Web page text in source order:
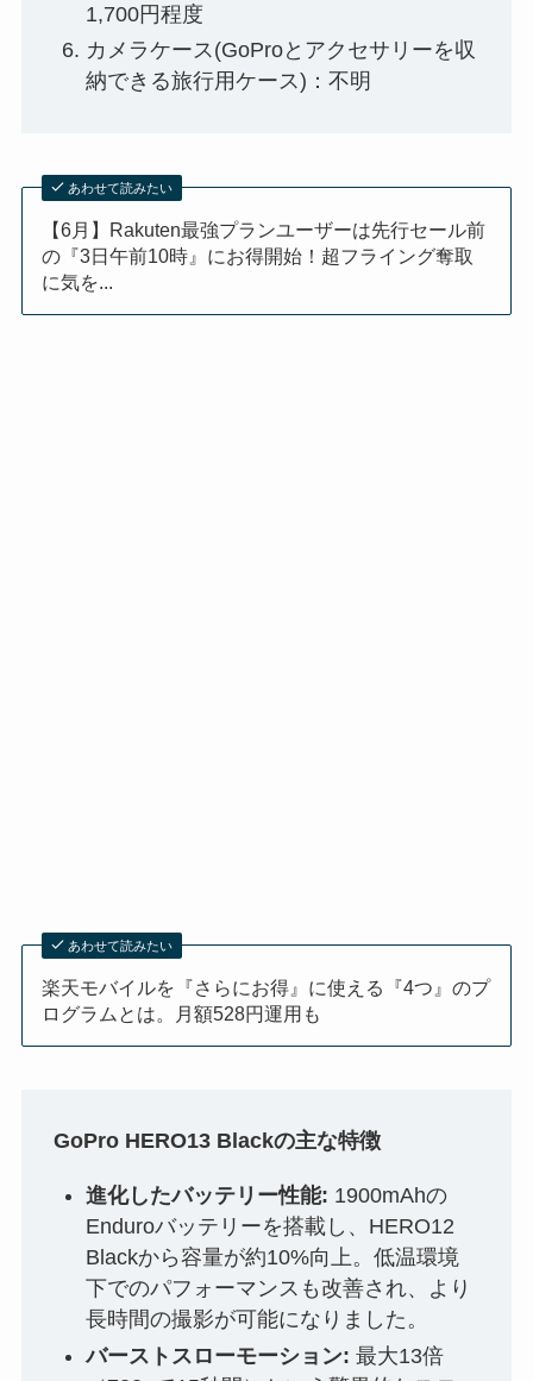
1,700円程度
カメラケース(GoProとアクセサリーを収
納できる旅行用ケース)：不明
あわせて読みたい
【6月】Rakuten最強プランユーザーは先行セール前
の『3日午前10時』にお得開始！超フライング奪取
に気を...
あわせて読みたい
楽天モバイルを『さらにお得』に使える『4つ』のプ
ログラムとは。月額528円運用も
GoPro HERO13 Blackの主な特徴
進化したバッテリー性能: 1900mAhの
Enduroバッテリーを搭載し、HERO12
Blackから容量が約10%向上。低温環境
下でのパフォーマンスも改善され、より
長時間の撮影が可能になりました。
バーストスローモーション: 最大13倍